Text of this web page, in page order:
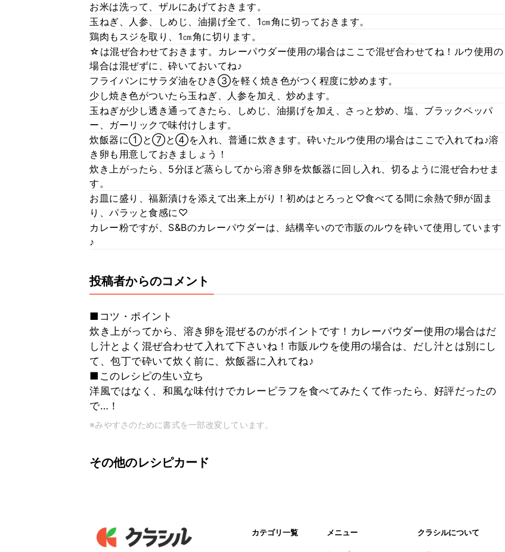
お米は洗って、ザルにあげておきます。
玉ねぎ、人参、しめじ、油揚げ全て、1㎝角に切っておきます。
鶏肉もスジを取り、1㎝角に切ります。
☆は混ぜ合わせておきます。カレーパウダー使用の場合はここで混ぜ合わせてね！ルウ使用の
場合は混ぜずに、砕いておいてね♪
フライパンにサラダ油をひき③を軽く焼き色がつく程度に炒めます。
少し焼き色がついたら玉ねぎ、人参を加え、炒めます。
玉ねぎが少し透き通ってきたら、しめじ、油揚げを加え、さっと炒め、塩、ブラックペッパ
ー、ガーリックで味付けします。
炊飯器に①と⑦と④を入れ、普通に炊きます。砕いたルウ使用の場合はここで入れてね♪溶
き卵も用意しておきましょう！
炊き上がったら、5分ほど蒸らしてから溶き卵を炊飯器に回し入れ、切るように混ぜ合わせま
す。
お皿に盛り、福新漬けを添えて出来上がり！初めはとろっと♡食べてる間に余熱で卵が固ま
り、パラッと食感に♡
カレー粉ですが、S&Bのカレーパウダーは、結構辛いので市販のルウを砕いて使用しています
♪
投稿者からのコメント
■コツ・ポイント
炊き上がってから、溶き卵を混ぜるのがポイントです！カレーパウダー使用の場合はだ
し汁とよく混ぜ合わせて入れて下さいね！市販ルウを使用の場合は、だし汁とは別にし
て、包丁で砕いて炊く前に、炊飯器に入れてね♪
■このレシピの生い立ち
洋風ではなく、和風な味付けでカレーピラフを食べてみたくて作ったら、好評だったの
で…！
※みやすさのために書式を一部改変しています。
その他のレシピカード
カテゴリ一覧 メニュー クラシルについて